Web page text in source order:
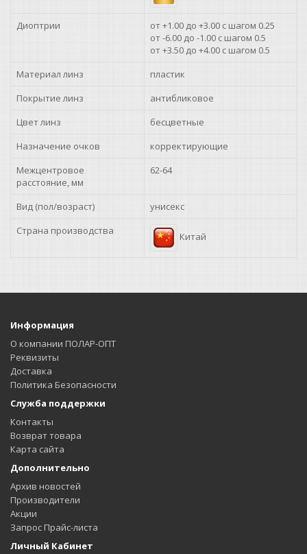
Диоптрии
от +1.00 до +3.00 с шагом 0.25
от -6.00 до -1.00 с шагом 0.5
от +3.50 до +4.00 с шагом 0.5
Материал линз
пластик
Покрытие линз
антибликовое
Цвет линз
бесцветные
Назначение очков
корректирующие
Межцентровое
расстояние, мм
62-64
Вид (пол/возраст)
унисекс
Страна производства
Китай
Информация
О компании ПОЛАР-ОПТ
Реквизиты
Доставка
Политика Безопасности
Служба поддержки
Контакты
Возврат товара
Карта сайта
Дополнительно
Архив новостей
Производители
Акции
Запрос Прайс-листа
Личный Кабинет